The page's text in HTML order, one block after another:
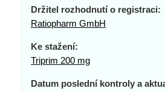
Držitel rozhodnutí o registraci:
Ratiopharm GmbH
Ke stažení:
Triprim 200 mg
Datum poslední kontroly a